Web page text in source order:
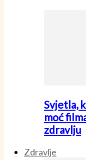
Svjetla,
moć
zdravlju
Zdravlje